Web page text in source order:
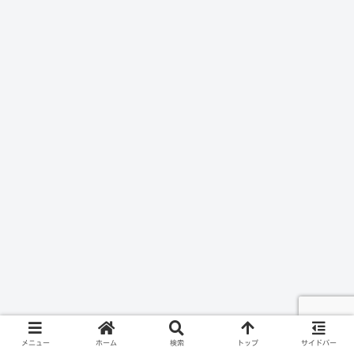
メニュー ホーム 検索 トップ サイドバー